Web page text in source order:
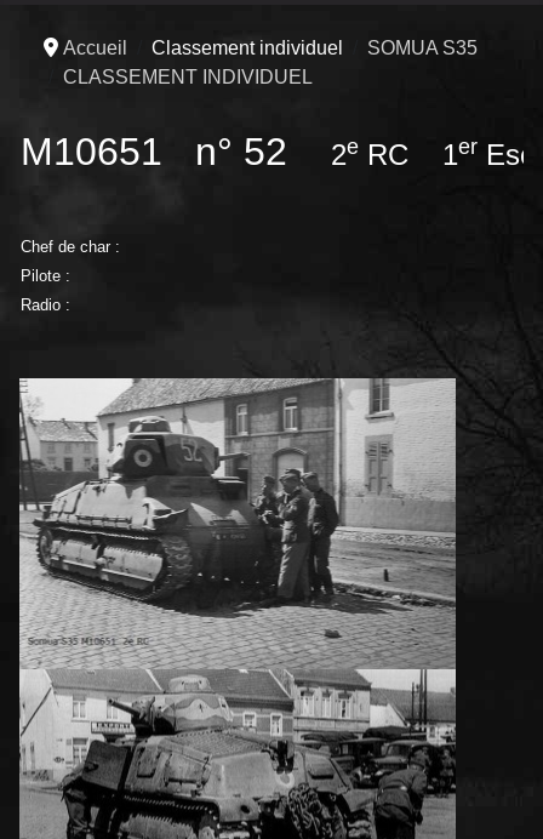
Accueil Classement individuel
SOMUA S35
CLASSEMENT INDIVIDUEL
M10651 n° 52 2e RC 1er
Chef de char :
Pilote :
Radio :